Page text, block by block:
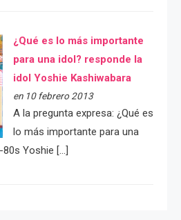
¿Qué es lo más importante
para una idol? responde la
idol Yoshie Kashiwabara
en 10 febrero 2013
A la pregunta expresa: ¿Qué es
lo más importante para una
Yoshie […]